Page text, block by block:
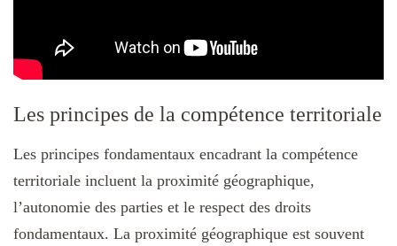
Les principes de la compétence territoriale
Les principes fondamentaux encadrant la compétence
territoriale incluent la proximité géographique,
l’autonomie des parties et le respect des droits
fondamentaux. La proximité géographique est souvent